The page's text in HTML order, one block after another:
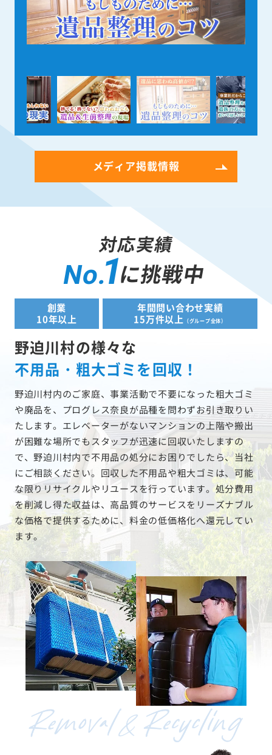
メディア掲載情報
対応実績
No.1に挑戦中
創業
10年以上
年間問い合わせ実績
15万件以上
（グループ全体）
野迫川村の様々な
不用品・粗大ゴミを回収！
野迫川村内のご家庭、事業活動で不要になった粗大ゴミ
や廃品を、プログレス奈良が品種を問わずお引き取りい
たします。エレベーターがないマンションの上階や搬出
が困難な場所でもスタッフが迅速に回収いたしますの
で、野迫川村内で不用品の処分にお困りでしたら、当社
にご相談ください。回収した不用品や粗大ゴミは、可能
な限りリサイクルやリユースを行っています。処分費用
を削減し得た収益は、高品質のサービスをリーズナブル
な価格で提供するために、料金の低価格化へ還元してい
ます。